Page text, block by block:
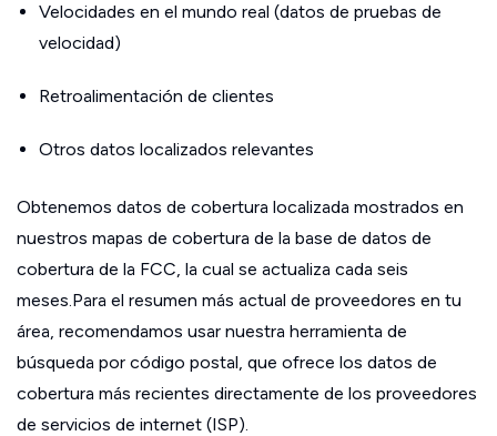
Velocidades en el mundo real (datos de pruebas de
velocidad)
Retroalimentación de clientes
Otros datos localizados relevantes
Obtenemos datos de cobertura localizada mostrados en
nuestros mapas de cobertura de la base de datos de
cobertura de la FCC, la cual se actualiza cada seis
meses.Para el resumen más actual de proveedores en tu
área, recomendamos usar nuestra herramienta de
búsqueda por código postal, que ofrece los datos de
cobertura más recientes directamente de los proveedores
de servicios de internet (ISP).